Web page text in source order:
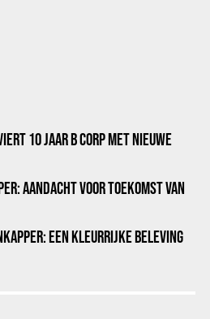
10 JAAR B CORP MET NIEUWE
AANDACHT VOOR TOEKOMST VAN
EEN KLEURRIJKE BELEVING